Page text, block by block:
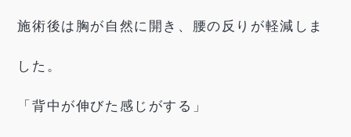
施術後は胸が自然に開き、腰の反りが軽減しま
した。
「背中が伸びた感じがする」